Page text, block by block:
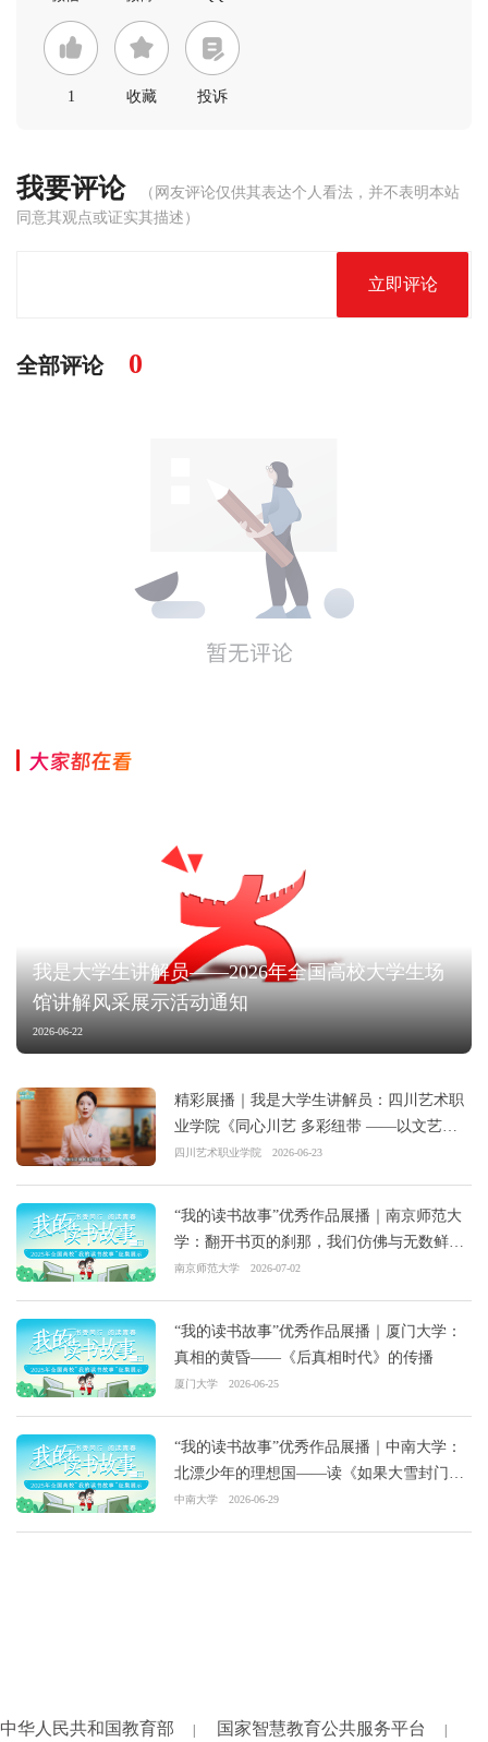
1 收藏 投诉
我要评论
（网友评论仅供其表达个人看法，并不表明本站
同意其观点或证实其描述）
立即评论
全部评论 0
大家都在看
我是大学生讲解员——2026年全国高校大学生场
馆讲解风采展示活动通知
2026-06-22
精彩展播｜我是大学生讲解员：四川艺术职
业学院《同心川艺 多彩纽带 ——以文艺之
笔 绘就民族团结新画卷》
四川艺术职业学院 2026-06-23
“我的读书故事”优秀作品展播｜南京师范大
学：翻开书页的刹那，我们仿佛与无数鲜活
的生命共生
南京师范大学 2026-07-02
“我的读书故事”优秀作品展播｜厦门大学：
真相的黄昏——《后真相时代》的传播
厦门大学 2026-06-25
“我的读书故事”优秀作品展播｜中南大学：
北漂少年的理想国——读《如果大雪封门》
有感
中南大学 2026-06-29
中华人民共和国教育部 | 国家智慧教育公共服务平台 |